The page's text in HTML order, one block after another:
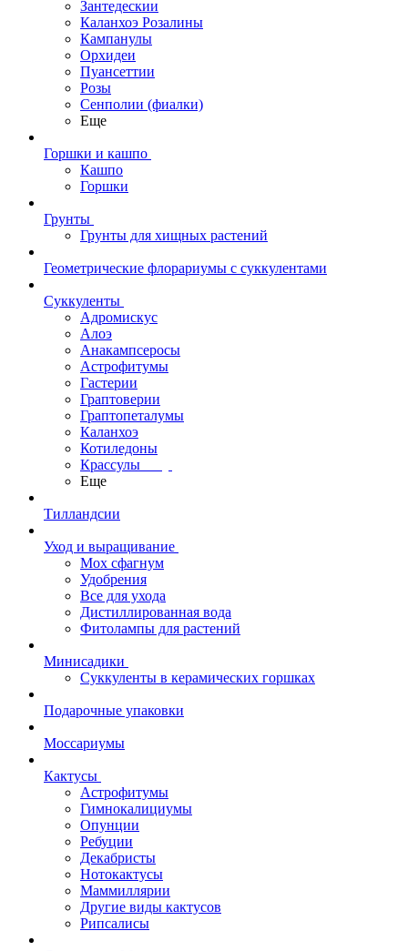
Зантедескии
Каланхоэ Розалины
Кампанулы
Орхидеи
Пуансеттии
Розы
Сенполии (фиалки)
Еще
Горшки и кашпо
Кашпо
Горшки
Грунты
Грунты для хищных растений
Геометрические флорариумы с суккулентами
Суккуленты
Адромискус
Алоэ
Анакампсеросы
Астрофитумы
Гастерии
Граптоверии
Граптопеталумы
Каланхоэ
Котиледоны
Крассулы
Еще
Тилландсии
Уход и выращивание
Мох сфагнум
Удобрения
Все для ухода
Дистиллированная вода
Фитолампы для растений
Минисадики
Суккуленты в керамических горшках
Подарочные упаковки
Моссариумы
Кактусы
Астрофитумы
Гимнокалициумы
Опунции
Ребуции
Декабристы
Нотокактусы
Маммиллярии
Другие виды кактусов
Рипсалисы